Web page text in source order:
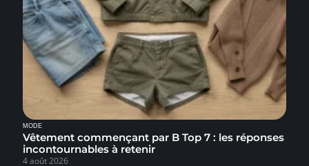
MODE
Vêtement commençant par B Top 7 : les réponses
incontournables à retenir
4 août 2026